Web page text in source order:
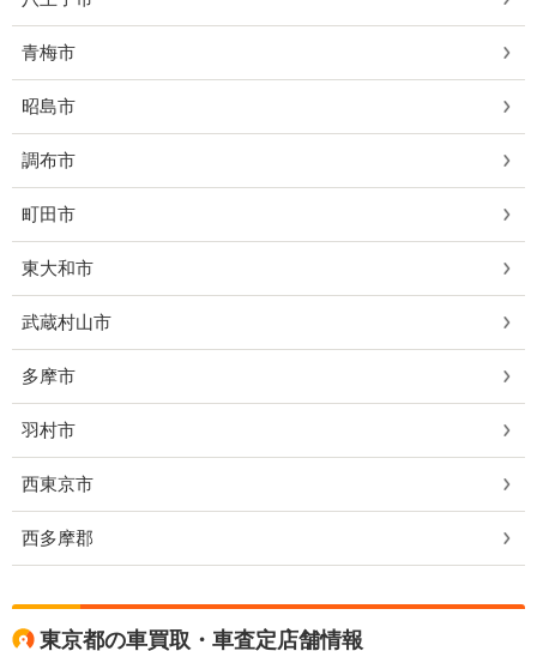
青梅市
昭島市
調布市
町田市
東大和市
武蔵村山市
多摩市
羽村市
西東京市
西多摩郡
東京都の車買取・車査定店舗情報